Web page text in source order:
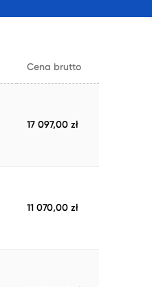
Cena brutto
17 097,00 zł
11 070,00 zł